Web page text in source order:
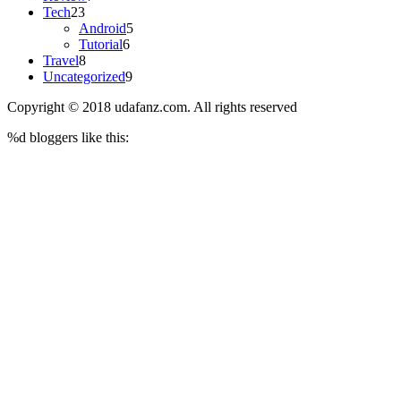
Tech23
Android5
Tutorial6
Travel8
Uncategorized9
Copyright © 2018 udafanz.com. All rights reserved
%d bloggers like this: